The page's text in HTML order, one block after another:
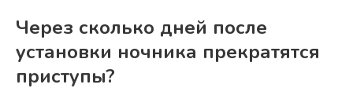
Через сколько дней после
установки ночника прекратятся
приступы?